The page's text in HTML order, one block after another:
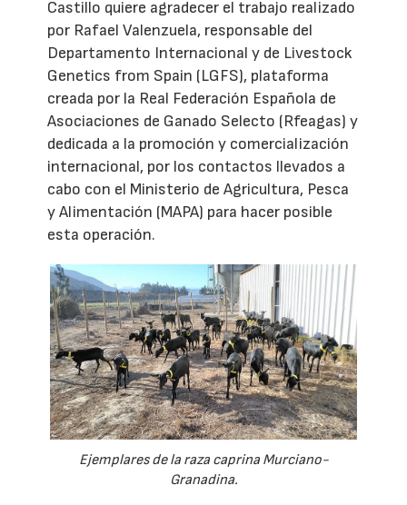
Castillo quiere agradecer el trabajo realizado
por Rafael Valenzuela, responsable del
Departamento Internacional y de Livestock
Genetics from Spain (LGFS), plataforma
creada por la Real Federación Española de
Asociaciones de Ganado Selecto (Rfeagas) y
dedicada a la promoción y comercialización
internacional, por los contactos llevados a
cabo con el Ministerio de Agricultura, Pesca
y Alimentación (MAPA) para hacer posible
esta operación.
Ejemplares de la raza caprina Murciano-
Granadina.